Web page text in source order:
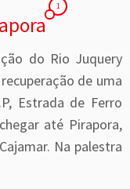
1
do Rio Juquery
de uma
Estrada de Ferro
até Pirapora,
Na palestra